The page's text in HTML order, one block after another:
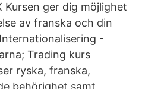
Kursen ger dig möjlighet
av franska och din
-
Trading kurs
ryska, franska,
behörighet samt